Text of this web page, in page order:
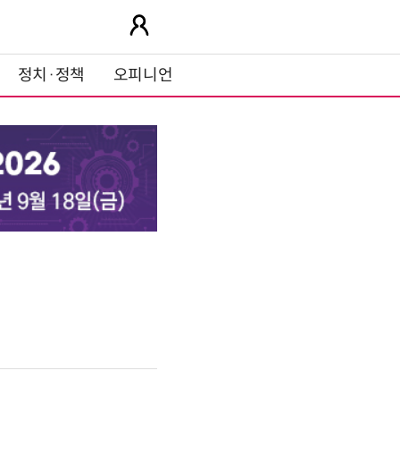
정치·정책 오피니언